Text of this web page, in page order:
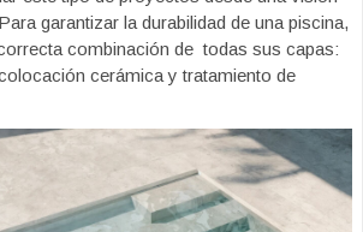
garantizar la durabilidad de una piscina,
combinación de todas sus capas:
cerámica y tratamiento de